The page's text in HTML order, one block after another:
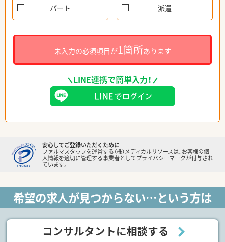
パート 派遣
未入力の必須項目が1箇所あります
LINE連携で簡単入力！
安心してご登録いただくために
ファルマスタッフを運営する（株）メディカルリソースは、お客様の個
人情報を適切に管理する事業者としてプライバシーマークが付与され
ています。
希望の求人が見つからない…という方は
コンサルタントに相談する